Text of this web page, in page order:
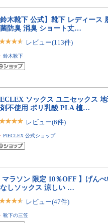
鈴木靴下 公式】靴下 レディー
防臭 消臭 ショート丈…
レビュー(113件)
鈴木靴下
ソックス ユニセックス
不使用 ポリ乳酸 PLA 植…
レビュー(6件)
PIECLEX 公式ショップ
マラソン 限定 10％OFF 】げん
しソックス 涼しい …
レビュー(47件)
靴下の三笠